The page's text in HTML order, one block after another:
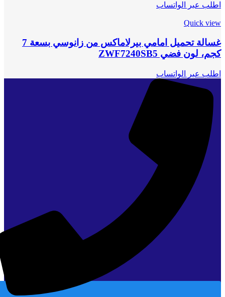
اطلب عبر الواتساب
Quick view
غسالة تحميل امامي بيرلاماكس من زانوسي بسعة 7
كجم، لون فضي ZWF7240SB5
اطلب عبر الواتساب